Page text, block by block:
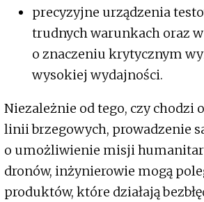
precyzyjne urządzenia
trudnych warunkach oraz
o znaczeniu krytycznym
wysokiej wydajności.
Niezależnie od tego, czy chodzi
linii brzegowych, prowadzenie
o umożliwienie misji
dronów, inżynierowie mogą
produktów, które działają